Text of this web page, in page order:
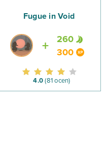
Fugue in Void
260
300
4.0 (81 ocen)